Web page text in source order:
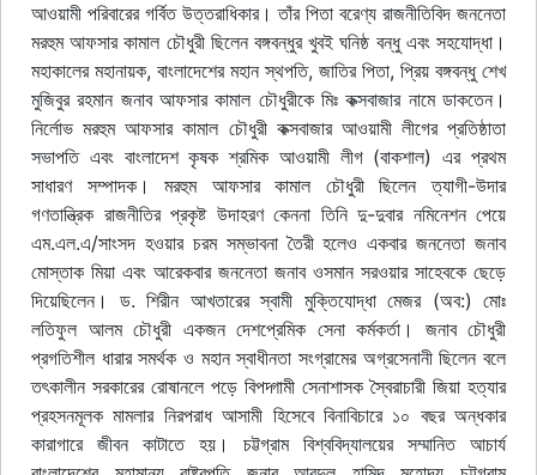
আওয়ামী পরিবারের গর্বিত উত্তরাধিকার। তাঁর পিতা বরেণ্য রাজনীতিবিদ জননেতা
মরহুম আফসার কামাল চৌধুরী ছিলেন বঙ্গবন্ধুর খুবই ঘনিষ্ঠ বন্ধু এবং সহযোদ্ধা।
মহাকালের মহানায়ক, বাংলাদেশের মহান স্থপতি, জাতির পিতা, প্রিয় বঙ্গবন্ধু শেখ
মুজিবুর রহমান জনাব আফসার কামাল চৌধুরীকে মিঃ কক্সবাজার নামে ডাকতেন।
নির্লোভ মরহুম আফসার কামাল চৌধুরী কক্সবাজার আওয়ামী লীগের প্রতিষ্ঠাতা
সভাপতি এবং বাংলাদেশ কৃষক শ্রমিক আওয়ামী লীগ (বাকশাল) এর প্রথম
সাধারণ সম্পাদক। মরহুম আফসার কামাল চৌধুরী ছিলেন ত্যাগী-উদার
গণতান্ত্রিক রাজনীতির প্রকৃষ্ট উদাহরণ কেননা তিনি দু-দুবার নমিনেশন পেয়ে
এম.এল.এ/সাংসদ হওয়ার চরম সম্ভাবনা তৈরী হলেও একবার জননেতা জনাব
মোস্তাক মিয়া এবং আরেকবার জননেতা জনাব ওসমান সরওয়ার সাহেবকে ছেড়ে
দিয়েছিলেন। ড. শিরীন আখতারের স্বামী মুক্তিযোদ্ধা মেজর (অব:) মোঃ
লতিফুল আলম চৌধুরী একজন দেশপ্রেমিক সেনা কর্মকর্তা। জনাব চৌধুরী
প্রগতিশীল ধারার সমর্থক ও মহান স্বাধীনতা সংগ্রামের অগ্রসেনানী ছিলেন বলে
তৎকালীন সরকারের রোষানলে পড়ে বিপদ্গামী সেনাশাসক স্বৈরাচারী জিয়া হত্যার
প্রহসনমূলক মামলার নিরপরাধ আসামী হিসেবে বিনাবিচারে ১০ বছর অন্ধকার
কারাগারে জীবন কাটাতে হয়। চট্টগ্রাম বিশ্ববিদ্যালয়ের সম্মানিত আচার্য